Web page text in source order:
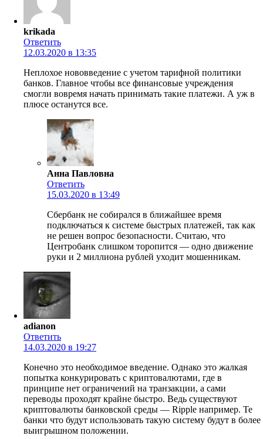
krikada
Ответить
12.03.2020 в 13:35
Неплохое нововведение с учетом тарифной политики
банков. Главное чтобы все финансовые учреждения
смогли вовремя начать принимать такие платежи. А уж в
плюсе останутся все.
Анна Павловна
Ответить
15.03.2020 в 13:49
Сбербанк не собирался в ближайшее время
подключаться к системе быстрых платежей, так как
не решен вопрос безопасности. Считаю, что
Центробанк слишком торопится — одно движение
руки и 2 миллиона рублей уходит мошенникам.
adianon
Ответить
14.03.2020 в 19:27
Конечно это необходимое введение. Однако это жалкая
попытка конкурировать с криптовалютами, где в
принципе нет ограничений на транзакции, а сами
переводы проходят крайне быстро. Ведь существуют
криптовалюты банковской среды — Ripple например. Те
банки что будут использовать такую систему будут в более
выигрышном положении.